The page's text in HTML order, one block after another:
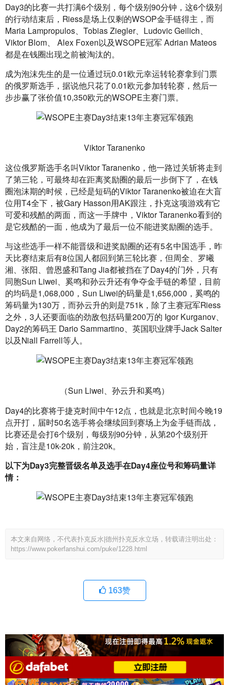
Day3的比赛一共打满6个级别，每个级别90分钟，这6个级别
的行动结束后，Riess是场上仅剩的WSOP金手链得主，而
Maria Lampropulos、Tobias Ziegler、Ludovic Geilich、
Viktor Blom、 Alex Foxen以及WSOPE冠军 Adrian Mateos
都是在钱圈出现之前被淘汰的。
成为泡沫先生的是一位通过玩0.01欧元幸运转轮赛拿到门票
的俄罗斯选手，据说他只花了0.01欧元参加转轮赛，然后一
步步赢了张价值10,350欧元的WSOPE主赛门票。
Viktor Taranenko
这位俄罗斯选手名叫Viktor Taranenko，他一路过关斩将走到
了第三轮，可最终却在距离奖励圈的最后一步倒下了，在钱
圈泡沫期的时候，已经是短码的Viktor Taranenko被迫在大盲
位用T4全下，被Gary Hasson用AK跟注，扑克这项游戏有它
可爱和残酷的两面，而这一手牌中，Viktor Taranenko看到的
是它残酷的一面，他成为了最后一位不能进奖励圈的选手。
与这些选手一样不能晋级和进奖励圈的还有5名中国选手，昨
天比赛结束后有8位国人都回到第三轮比赛，但周全、罗曦
湘、张阳、曾恩盛和Tang Jia都被挡在了Day4的门外，只有
同胞Sun Liwei、奚鸣和孙云升还有争夺金手链的希望，目前
的均码是1,068,000，Sun Liwei的码量是1,656,000，奚鸣的
筹码量为130万，而孙云升的则是751k，除了主赛冠军Riess
之外，3人还要面临的劲敌包括码量200万的 Igor Kurganov、
Day2的筹码王 Dario Sammartino、英国职业牌手Jack Salter
以及Niall Farrell等人。
（Sun Liwei、孙云升和奚鸣）
Day4的比赛将于捷克时间中午12点，也就是北京时间今晚19
点开打，届时50名选手将会继续回到赛场上为金手链而战，
比赛还是会打6个级别，每级别90分钟，从第20个级别开
始，盲注是10k-20k，前注20k。
以下为Day3完整晋级名单及选手在Day4座位号和筹码量详
情：
本文来自网络，不代表扑克反水|德州扑克反水立场，转载请注明出处：
https://www.pokerfanshui.com/puke/1228.html
163赞